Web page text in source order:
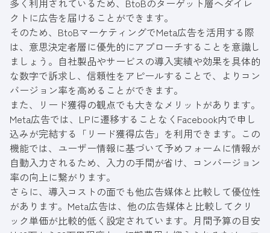
クトに広告を届けることができます。
そのため、BtoBマーケティングでMeta広告を活用する際
は、意思決定者層に優先的にアプローチすることを意識し
ましょう。自社製品やサービスの導入実績や効果を具体的
な数字で訴求し、信頼性をアピールすることで、よりコン
バージョン率を高めることができます。
また、リード獲得の観点でも大きなメリットがあります。
Meta広告では、LPに遷移することなくFacebook内で申し
込みが完結する「リード獲得広告」を利用できます。この
機能では、ユーザー情報に基づいて予めフォームに情報が
自動入力されるため、入力の手間が省け、コンバージョン
率の向上に繋がります。
さらに、導入コストの面でも他広告媒体と比較して優位性
があります。Meta広告は、他の広告媒体と比較してクリ
ック単価が比較的低く設定されています。月間予算の目安